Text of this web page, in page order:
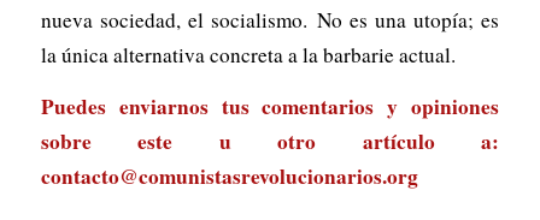
nueva sociedad, el socialismo. No es una utopía; es
la única alternativa concreta a la barbarie actual.
Puedes enviarnos tus comentarios y opiniones
sobre este u otro artículo a:
contacto@comunistasrevolucionarios.org